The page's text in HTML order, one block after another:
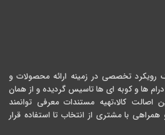
رویکرد تخصصی در زمینه ارائه محصولات و
ها و کوبه ای ها تاسیس گردیده و از همان
کالا،تهیه مستندات معرفی توانمند
با مشتری از انتخاب تا استفاده قرار